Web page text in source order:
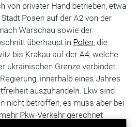
von privater Hand betrieben, etwa
Posen auf der A2 von der
Warschau sowie der
überhaupt in Polen, die
bis Krakau auf der A4, welche
ukrainischen Grenze verbindet.
innerhalb eines Jahres
auszuhandeln. Lkw sind
nicht betroffen, es muss aber bei
Pkw-Verkehr gerechnet